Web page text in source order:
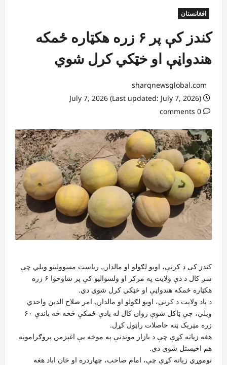
افغانستان
کندز کې پر ۶ زره هکټاره ځمکه
هندواڼې او خټکي کرل شوي
sharqnewsglobal.com
0 comments
کندز کې د کرنې، اوبو لګولو او مالدارۍ ریاست مسوولینو ویلي چې
سږ کال د دې ولایت په مرکز او ولسوالیو کې پر شاوخوا ۶ زره
هکټاره ځمکه هندواڼې او خټکي کرل شوي دي.
د یاد ولایت د کرنې، اوبو لګولو او مالدارۍ امر صلاح الدین واحدي
ویلي، چې ټاکل شوې روان کال له یادې ځمکې څخه څه باندې ۶۰
زره مټریک ټنه حاصلات راټول کړل.
هغه زیاته کړې چې د بازار موندنې په موخه یې اغېزمن پروګرامونه
هم اخیستل شوي دي.
نوموړي زیاته کړې چې، امام صاحب، چهاردره او خان اباد هغه